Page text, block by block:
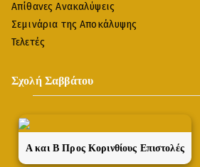
Απίθανες Ανακαλύψεις
Σεμινάρια της Αποκάλυψης
Τελετές
Σχολή Σαββάτου
A και Β Προς Κορινθίους Επιστολές